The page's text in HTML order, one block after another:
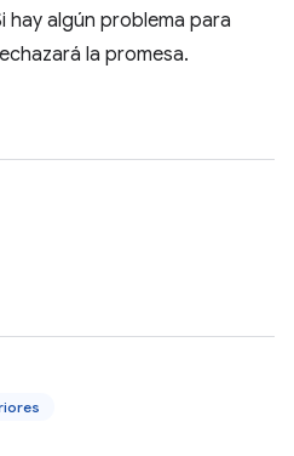
hay algún problema para
la promesa.